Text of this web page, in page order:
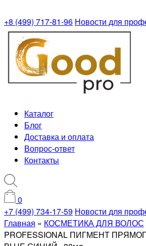
+8 (499) 717-81-96 Новости для
Каталог
Блог
Доставка и оплата
Вопрос-ответ
Контакты
0
+7 (499) 734-17-59 Новости для
Главная » КОСМЕТИКА ДЛЯ ВОЛОС
PROFESSIONAL ПИГМЕНТ